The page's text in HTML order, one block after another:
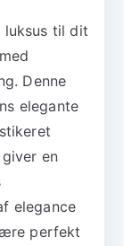
til dit
Denne
elegante
en
elegance
perfekt